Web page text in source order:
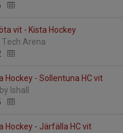
vit - Kista Hockey
Tech Arena
Hockey - Sollentuna HC vit
Ishall
Hockey - Järfälla HC vit